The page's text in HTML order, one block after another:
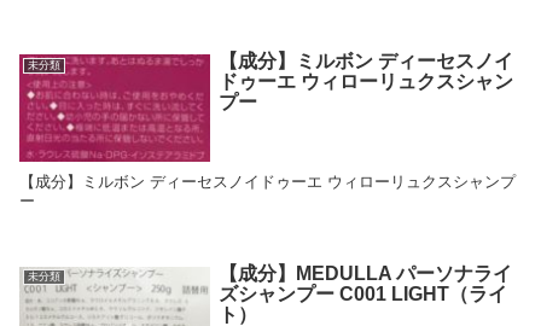
未分類
【成分】ミルボン ディーセスノイ
ドゥーエ ウィローリュクスシャン
プー
【成分】ミルボン ディーセスノイドゥーエ ウィローリュクスシャンプ
ー
未分類
【成分】MEDULLA パーソナライ
ズシャンプー C001 LIGHT（ライ
ト）